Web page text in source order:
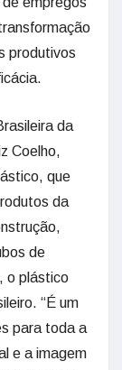
produtivos
da
Coelho,
que
da
de
o plástico
“É um
para toda a
e a imagem